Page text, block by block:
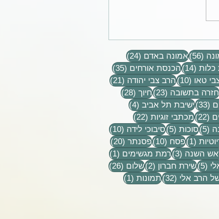
לנו שנרגיש את הזעזועים
על האומה.
(56) 56 פוסטים
אמונה באדם (24)
24 פוסטים
כלות (14) 14 פוסטים
הכנסת אורחים (35)
35 פוסטים
טאו (10) 10 פוסטים
הרב צבי יהודה (21)
21 פוסטים
חזרה בתשובה (23) 23 פוסטים
חיוך (28)
28 פוסטים
(33) 33 פוסטים
ישיבת תל אביב (4)
4 פוסטים
(22) 22 פוסטים
מכתבי זוגיות (22)
22 פוסטים
(5) 5 פוסטיםסוכות (5) 5 פוסטיםסיבוכי לידה (10)
10 פוסטים
(1) פוסט 1
פסח (10) 10 פוסטים
פסנתר (20)
20 פוסטים
השנה (3) 3 פוסטיםרמת מגשימים (1)
פוסט 1
(5) 5 פוסטיםשירת חברון (2) 2 פוסטיםשלום (26)
26 פוסטים
הרב אלי (32) 32 פוסטים
תמונות (1)
פוסט 1